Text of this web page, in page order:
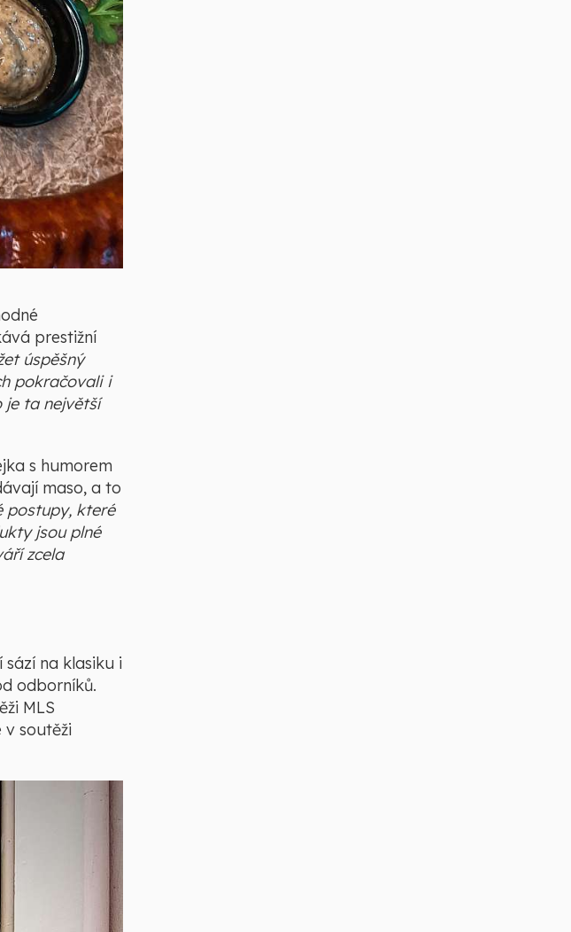
prestižní
úspěšný
pokračovali i
je ta největší
s humorem
maso, a to
postupy, které
jsou plné
zcela
na klasiku i
odborníků.
MLS
v soutěži